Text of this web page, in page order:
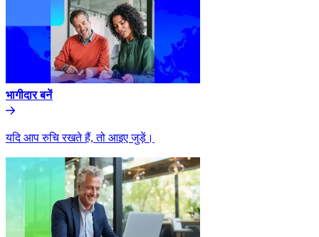
भागीदार बनें​​
यदि आप रुचि रखते हैं, तो आइए जुड़ें।​​